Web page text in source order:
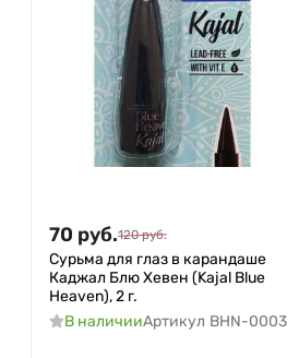
70 руб.120 руб.
Сурьма для глаз в карандаше
Каджал Блю Хевен (Kajal Blue
Heaven), 2 г.
В наличииАртикул BHN-0003